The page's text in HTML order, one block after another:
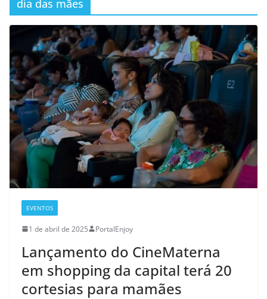
dia das mães
EVENTOS
1 de abril de 2025 PortalEnjoy
Lançamento do CineMaterna
em shopping da capital terá 20
cortesias para mamães